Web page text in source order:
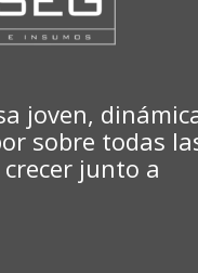
joven,
sobre todas
junto a